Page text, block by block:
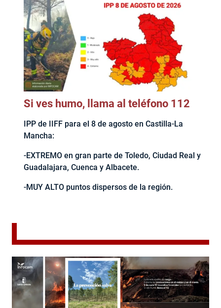
Si ves humo, llama al teléfono 112
IPP de IIFF para el 8 de agosto en Castilla-La
Mancha:
-EXTREMO en gran parte de Toledo, Ciudad Real y
Guadalajara, Cuenca y Albacete.
-MUY ALTO puntos dispersos de la región.